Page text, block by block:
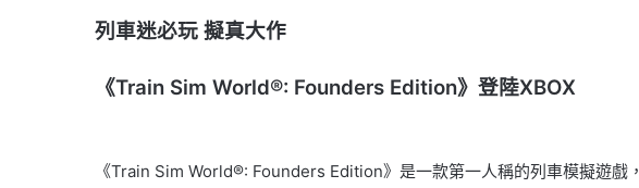
列車迷必玩 擬真大作
《Train Sim World®: Founders Edition》登陸XBOX
《Train Sim World®: Founders Edition》是一款第一人稱的列車模擬遊